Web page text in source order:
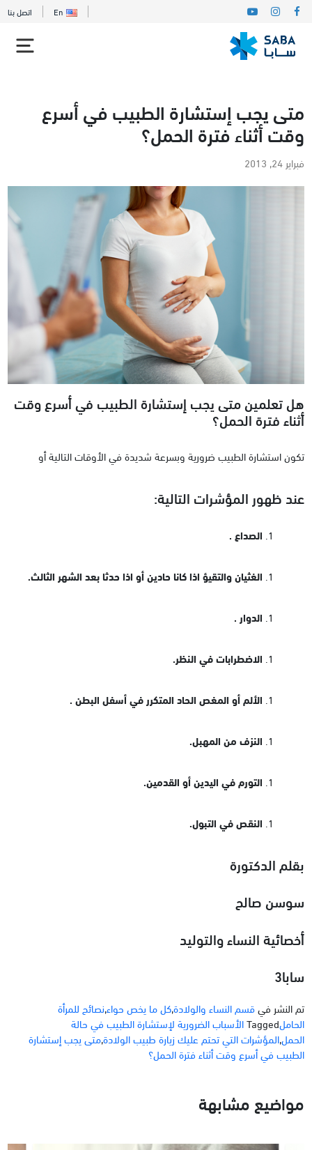
En اتصل بنا
متى يجب إستشارة الطبيب في أسرع
وقت أثناء فترة الحمل؟
فبراير 24, 2013
هل تعلمين متى يجب إستشارة الطبيب في أسرع وقت
أثناء فترة الحمل؟
تكون استشارة الطبيب ضرورية وبسرعة شديدة في الأوقات التالية أو
عند ظهور المؤشرات التالية:
الصداع .
الغثيان والتقيؤ اذا كانا حادين أو اذا حدثا بعد الشهر الثالث.
الدوار .
الاضطرابات في النظر.
الألم أو المغص الحاد المتكرر في أسفل البطن .
النزف من المهبل.
التورم في اليدين أو القدمين.
النقص في التبول.
بقلم الدكتورة
سوسن صالح
أخصائية النساء والتوليد
سابا3
تم النشر فيقسم النساء والولادة,كل ما يخص حواء,نصائح للمرأة
الحاملTaggedالأسباب الضرورية لإستشارة الطبيب في حالة
الحمل,المؤشرات التي تحتم عليك زيارة طبيب الولادة,متى يجب إستشارة
الطبيب في أسرع وقت أثناء فترة الحمل؟
مواضيع مشابهة